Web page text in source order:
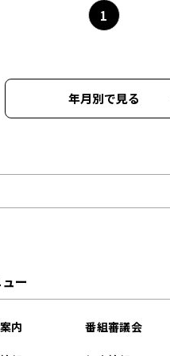
1
年月別で見る
2026年02月
2026年01月
ー
内 番組審議会